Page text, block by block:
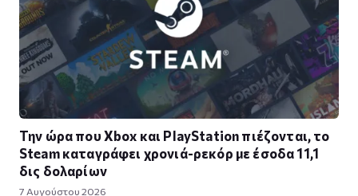
Την ώρα που Xbox και PlayStation πιέζονται, το
Steam καταγράφει χρονιά-ρεκόρ με έσοδα 11,1
δις δολαρίων
7 Αυγούστου 2026